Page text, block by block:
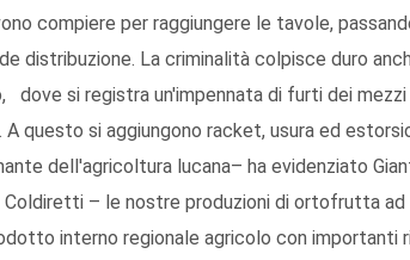
compiere per raggiungere le tavole,
distribuzione. La criminalità colpisce duro
dove si registra un'impennata di furti dei mezzi
A questo si aggiungono racket, usura ed
dell'agricoltura lucana– ha evidenziato
– le nostre produzioni di ortofrutta ad
interno regionale agricolo con importanti